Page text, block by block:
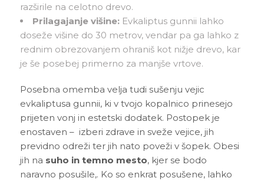
razširile na celotno drevo.
Prilagajanje višine:Evkaliptus gunnii lahko
doseže višine do 30 metrov, vendar pa ga lahko z
rednim obrezovanjem ohraniš kot nižje drevo, kar
je še posebej primerno za manjše vrtove.
Posebna omemba velja tudi sušenju vejic
evkaliptusa gunnii, ki v tvojo kopalnico prinesejo
prijeten vonj in estetski dodatek. Postopek je
enostaven – izberi zdrave in sveže vejice, jih
previdno odreži ter jih nato poveži v šopek. Obesi
jih na suho in temno mesto, kjer se bodo
naravno posušile,. Ko so enkrat posušene, lahko